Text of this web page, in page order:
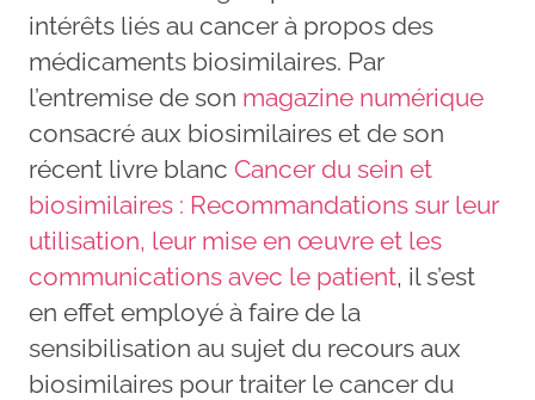
intérêts liés au cancer à propos des
médicaments biosimilaires. Par
l’entremise de son magazine numérique
consacré aux biosimilaires et de son
récent livre blanc Cancer du sein et
biosimilaires : Recommandations sur leur
utilisation, leur mise en œuvre et les
communications avec le patient, il s’est
en effet employé à faire de la
sensibilisation au sujet du recours aux
biosimilaires pour traiter le cancer du